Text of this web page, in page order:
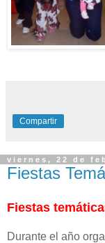
Compartir
viernes, 22 de
Fiestas
Fiestas
Durante el año